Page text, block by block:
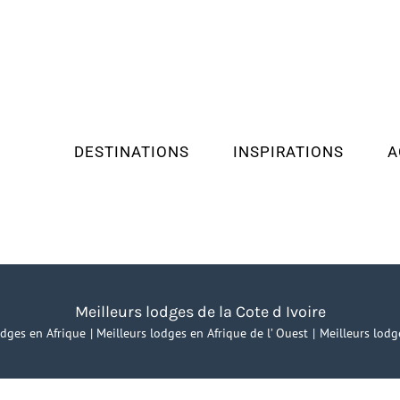
DESTINATIONS INSPIRATIONS
Meilleurs lodges de la Cote d Ivoire
en Afrique Meilleurs lodges en Afrique de l’ Ouest Meilleurs